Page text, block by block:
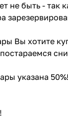
не быть - так
Вы хотите
указана 50%!